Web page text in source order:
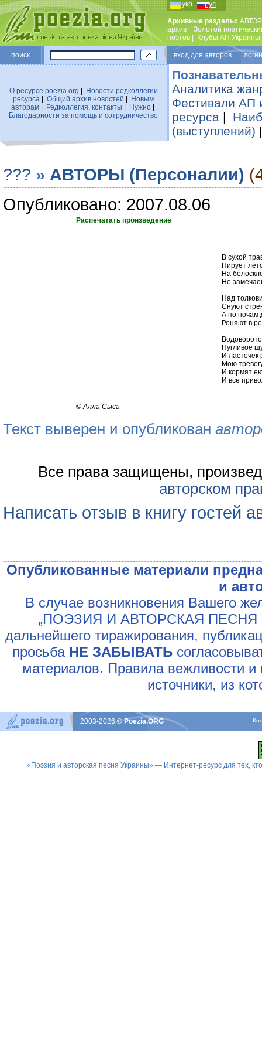
укр рус
Архивные разделы:
архив
Золотой
поэтов
Клубы АП Украины
поиск вход для авторов
О ресурсе poezia.org
Новости редколлегии
ресурса
Общий архив новостей
Новым
авторам| Редколлегия, контакты Нужно|
Благодарности за помощь и сотрудничество
Аналитика
Фестивали АП
ресурса |
(выступлений)
??? » АВТОРЫ (Персоналии)
Опубликовано: 2007.08.06
Распечатать произведение
В сухой
Пирует
На
Не
Над
Снуют
А по ночам
Роняют в
Пугливое
И
Мою
И кормят
И все
©Алла Сыса
Текст выверен и опубликован
Все права защищены,
авторском
Написать отзыв в книгу гостей
Опубликованные материали
и
В случае возникновения Вашего
„ПОЭЗИЯ И АВТОРСКАЯ ПЕСНЯ
дальнейшего тиражирования,
просьба НЕ ЗАБЫВАТЬ
материалов. Правила вежливости и
источники, из
2003-2026© Poezia.ORG
«Поэзия и авторская песня Украины» — Интернет-ресурс для тех,